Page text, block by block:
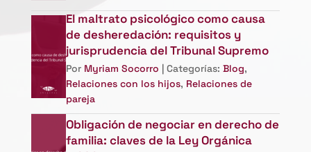
El maltrato psicológico como causa
de desheredación: requisitos y
jurisprudencia del Tribunal Supremo
Por Myriam Socorro | Categorías: Blog,
Relaciones con los hijos, Relaciones de
pareja
Obligación de negociar en derecho de
familia: claves de la Ley Orgánica